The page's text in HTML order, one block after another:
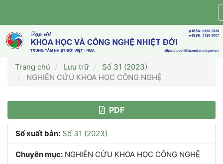
chính
Nội
dung
Thanh
bên
Trang chủ Lưu trữ
Số 31 (2023)
NGHIÊN CỨU KHOA HỌC CÔNG NGHỆ
bên
bài
PDF
Số xuất bản: Số 31 (2023)
Chuyên mục: NGHIÊN CỨU KHOA HỌC CÔNG NGHỆ